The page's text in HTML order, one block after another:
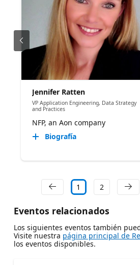
Jennifer Ratten
VP Application Engineering, Data Strategy
and Practices
NFP, an Aon company
Biografía
1 2
Eventos relacionados
Los siguientes eventos también
Visite nuestra página principal de
los eventos disponibles.